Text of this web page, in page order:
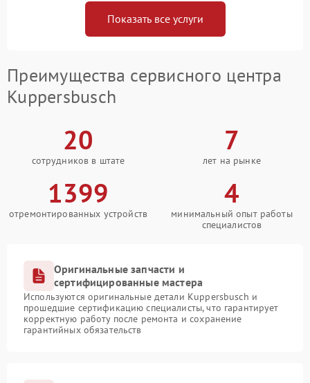
Показать все услуги
Преимущества сервисного центра
Kuppersbusch
20
сотрудников в штате
7
лет на рынке
1399
отремонтированных устройств
4
минимальный опыт работы
специалистов
Оригинальные запчасти и
сертифицированные мастера
Используются оригинальные детали Kuppersbusch и
прошедшие сертификацию специалисты, что гарантирует
корректную работу после ремонта и сохранение
гарантийных обязательств